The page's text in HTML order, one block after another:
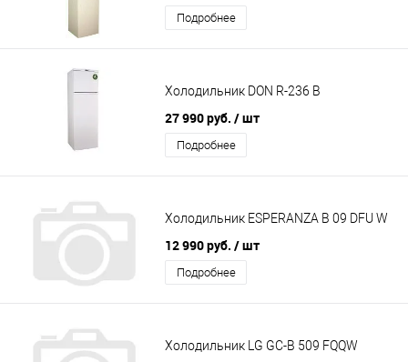
Подробнее
Холодильник DON R-236 B
27 990 руб. / шт
Подробнее
Холодильник ESPERANZA B 09 DFU W
12 990 руб. / шт
Подробнее
Холодильник LG GC-B 509 FQQW